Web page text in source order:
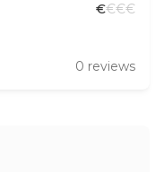
€€€€
0 reviews